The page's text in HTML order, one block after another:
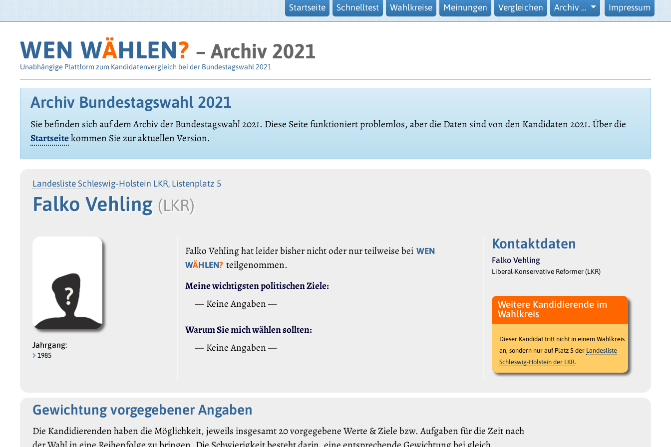
Startseite Schnelltest Wahlkreise Meinungen Vergleichen Archiv … Impressum
WEN WÄHLEN? – Archiv 2021
Unabhängige Plattform zum Kandidatenvergleich bei der Bundestagswahl 2021
Archiv Bundestagswahl 2021
Sie befinden sich auf dem Archiv der Bundestagswahl 2021. Diese Seite funktioniert problemlos, aber die Daten sind von den Kandidaten 2021. Über die
Startseitekommen Sie zur aktuellen Version.
Landesliste Schleswig-Holstein LKR, Listenplatz 5
Falko Vehling (LKR)
Jahrgang:
1985
Falko Vehling hat leider bisher nicht oder nur teilweise bei WEN
WÄHLEN? teilgenommen.
Meine wichtigsten politischen Ziele:
— Keine Angaben —
Warum Sie mich wählen sollten:
— Keine Angaben —
Kontaktdaten
Falko Vehling
Liberal-Konservative Reformer (LKR)
Weitere Kandidierende im
Wahlkreis
Dieser Kandidat tritt nicht in einem Wahlkreis
an, sondern nur auf Platz 5 der Landesliste
Schleswig-Holstein der LKR.
Gewichtung vorgegebener Angaben
Die Kandidierenden haben die Möglichkeit, jeweils insgesamt 20 vorgegebene Werte & Ziele bzw. Aufgaben für die Zeit nach